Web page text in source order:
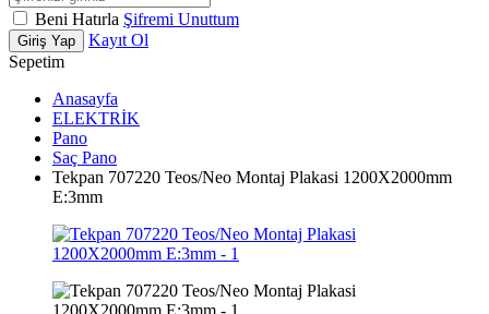
Beni Hatırla Şifremi Unuttum
Giriş Yap
Kayıt Ol
Sepetim
Anasayfa
ELEKTRİK
Pano
Saç Pano
Tekpan 707220 Teos/Neo Montaj Plakasi 1200X2000mm
E:3mm